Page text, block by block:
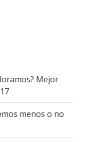
Mejor
menos o no